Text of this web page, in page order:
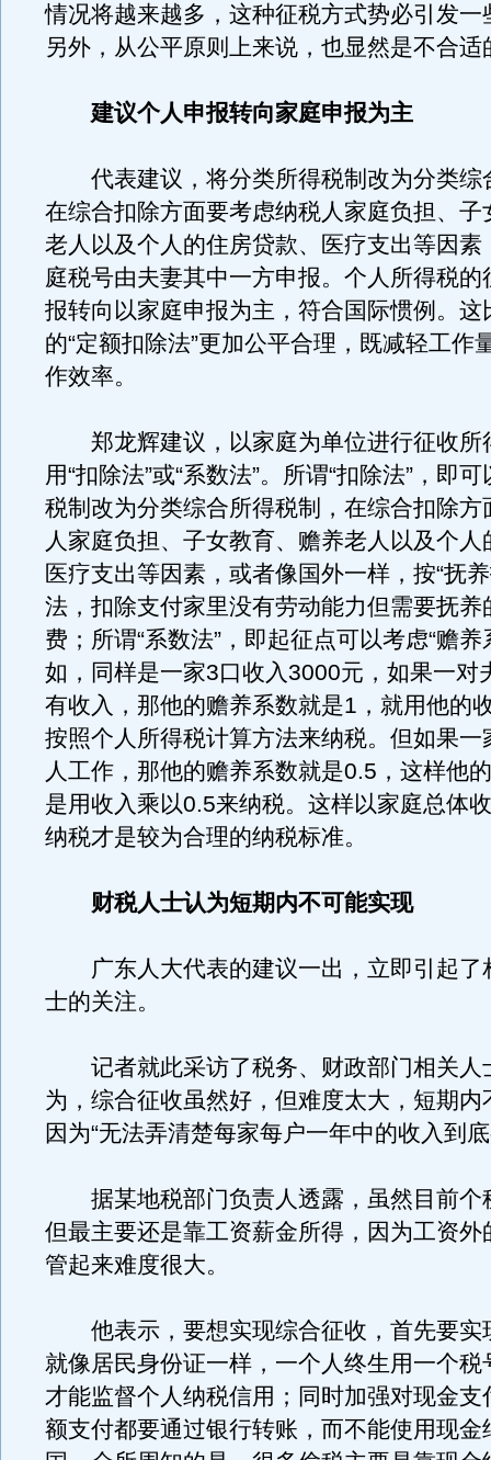
情况将越来越多，这种征税方式势必引发一
另外，从公平原则上来说，也显然是不合适
建议个人申报转向家庭申报为主
代表建议，将分类所得税制改为分类综
在综合扣除方面要考虑纳税人家庭负担、子
老人以及个人的住房贷款、医疗支出等因素
庭税号由夫妻其中一方申报。个人所得税的
报转向以家庭申报为主，符合国际惯例。这
的“定额扣除法”更加公平合理，既减轻工作
作效率。
郑龙辉建议，以家庭为单位进行征收所
用“扣除法”或“系数法”。所谓“扣除法”，即
税制改为分类综合所得税制，在综合扣除方
人家庭负担、子女教育、赡养老人以及个人
医疗支出等因素，或者像国外一样，按“抚
法，扣除支付家里没有劳动能力但需要抚养
费；所谓“系数法”，即起征点可以考虑“赡养
如，同样是一家3口收入3000元，如果一对
有收入，那他的赡养系数就是1，就用他的
按照个人所得税计算方法来纳税。但如果一
人工作，那他的赡养系数就是0.5，这样他
是用收入乘以0.5来纳税。这样以家庭总体
纳税才是较为合理的纳税标准。
财税人士认为短期内不可能实现
广东人大代表的建议一出，立即引起了
士的关注。
记者就此采访了税务、财政部门相关人
为，综合征收虽然好，但难度太大，短期内
因为“无法弄清楚每家每户一年中的收入到
据某地税部门负责人透露，虽然目前个
但最主要还是靠工资薪金所得，因为工资外
管起来难度很大。
他表示，要想实现综合征收，首先要实
就像居民身份证一样，一个人终生用一个税
才能监督个人纳税信用；同时加强对现金支
额支付都要通过银行转账，而不能使用现金